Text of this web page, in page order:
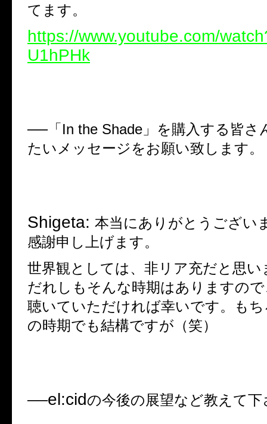
てます。
https://www.youtube.com/
U1hPHk
──「 In the Shade 」を購入する皆さ
たいメッセージをお願い致します。
Shigeta: 本当にありがとうござい
感謝申し上げます。
世界観としては、非リア充だと思い
だれしもそんな時期はありますの
聴いていただければ幸いです。も
の時期でも結構ですが（笑）
──el:cidの今後の展望など教えて下